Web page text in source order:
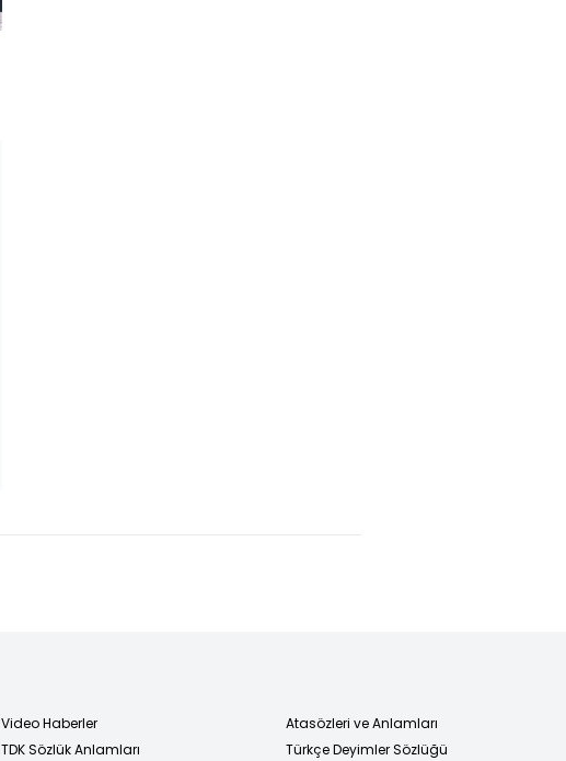
Video Haberler
TDK Sözlük Anlamları
Atasözleri ve Anlamları
Türkçe Deyimler Sözlüğü